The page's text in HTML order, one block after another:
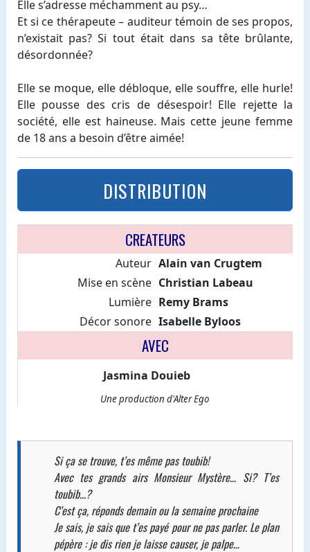
Elle s’adresse méchamment au psy…
Et si ce thérapeute – auditeur témoin de ses propos,
n’existait pas? Si tout était dans sa tête brûlante,
désordonnée?
Elle se moque, elle débloque, elle souffre, elle hurle!
Elle pousse des cris de désespoir! Elle rejette la
société, elle est haineuse. Mais cette jeune femme
de 18 ans a besoin d’être aimée!
DISTRIBUTION
CREATEURS
Auteur Alain van Crugtem
Mise en scène Christian Labeau
Lumière Remy Brams
Décor sonore Isabelle Byloos
AVEC
Jasmina Douieb
Une production d'Alter Ego
Si ça se trouve, t’es même pas toubib!
Avec tes grands airs Monsieur Mystère… Si? T’es
toubib...?
C’est ça, réponds demain ou la semaine prochaine
Je sais, je sais que t’es payé pour ne pas parler. Le plan
pépère : je dis rien je laisse causer, je palpe…